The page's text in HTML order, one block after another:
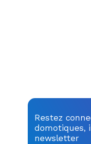
Restez
domotiques,
newsletter